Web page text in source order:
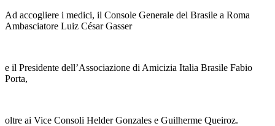
Ad accogliere i medici, il Console Generale del Brasile a Roma
Ambasciatore Luiz César Gasser
e il Presidente dell’Associazione di Amicizia Italia Brasile Fabio
Porta,
oltre ai Vice Consoli Helder Gonzales e Guilherme Queiroz.